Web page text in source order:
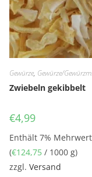
Gewürze, Gewürze/
Zwiebeln gekibbelt
€4,99
Enthält 7%
(€124,75 / 1000 g)
zzgl.Versand